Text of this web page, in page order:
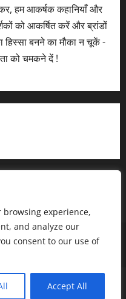
browsing experience,
and analyze our
consent to our use of
Accept All
हम आकर्षक कहानियाँ और
को आकर्षित करें और ब्रांडों
बनने का मौका न चूकें -
को चमकने दें !
(Privacy Policy)
MoreNews द्धारा AF